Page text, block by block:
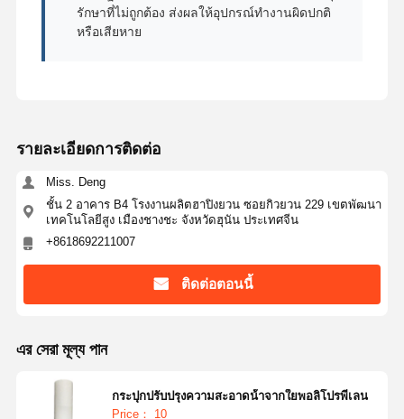
รักษาที่ไม่ถูกต้อง ส่งผลให้อุปกรณ์ทํางานผิดปกติ
หรือเสียหาย
รายละเอียดการติดต่อ
Miss. Deng
ชั้น 2 อาคาร B4 โรงงานผลิตฮาปิงยวน ซอยกิวยวน 229 เขตพัฒนา
เทคโนโลยีสูง เมืองชางชะ จังหวัดฮุนัน ประเทศจีน
+8618692211007
ติดต่อตอนนี้
এর সেরা মূল্য পান
กระปุกปรับปรุงความสะอาดน้ําจากใยพอลิโปรพีเลน
Price： 10